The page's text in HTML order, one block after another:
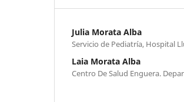
Julia Morata Alba
Servicio de Pediatría, Hospital
Laia Morata Alba
Centro De Salud Enguera.